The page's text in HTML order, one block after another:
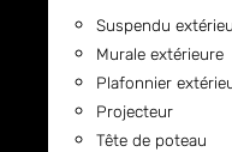
Suspendu
Murale extérieure
Plafonnier
Projecteur
Tête de poteau